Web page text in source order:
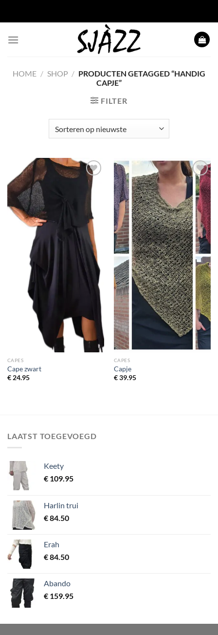
HOME / SHOP / PRODUCTEN GETAGGED “HANDIG
CAPJE”
FILTER
Toevoegen
CAPES
Cape zwart
€24.95
Toevoegen
aan
wenslijst
CAPES
Capje
€39.95
LAATST TOEGEVOEGD
Keety
€ 109.95
Harlin trui
€84.50
Erah
€84.50
Abando
€ 159.95